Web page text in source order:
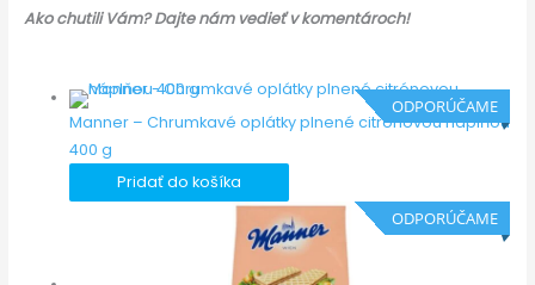
Ako chutiliVám? Dajte nám vedieť v komentároch!
ODPORÚČAME
Manner – Chrumkavé oplátky plnené citrónovou náplňou
400 g
Pridať do košíka
ODPORÚČAME